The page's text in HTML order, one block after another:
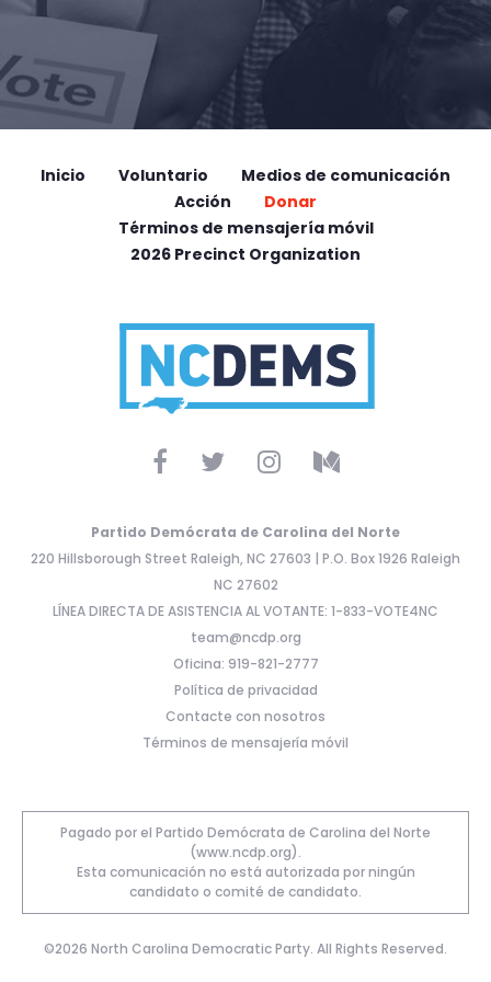
Inicio Voluntario
Medios de comunicación
Acción
Donar
Términos de mensajería móvil
2026 Precinct Organization
Partido Demócrata de Carolina del Norte
220 Hillsborough Street Raleigh, NC 27603 | P.O. Box 1926 Raleigh
NC 27602
LÍNEA DIRECTA DE ASISTENCIA AL VOTANTE: 1-833-VOTE4NC
team@ncdp.org
Oficina: 919-821-2777
Política de privacidad
Contacte con nosotros
Términos de mensajería móvil
Pagado por el Partido Demócrata de Carolina del Norte
(www.ncdp.org).
Esta comunicación no está autorizada por ningún
candidato o comité de candidato.
©2026 North Carolina Democratic Party. All Rights Reserved.